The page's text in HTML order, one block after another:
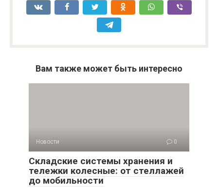
Вам также может быть интересно
Новости 0
Складские системы хранения и
тележки колесные: от стеллажей
до мобильности